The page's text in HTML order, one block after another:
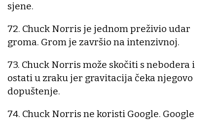
sjene.
72. Chuck Norris je jednom preživio udar
groma. Grom je završio na intenzivnoj.
73. Chuck Norris može skočiti s nebodera i
ostati u zraku jer gravitacija čeka njegovo
dopuštenje.
74. Chuck Norris ne koristi Google. Google